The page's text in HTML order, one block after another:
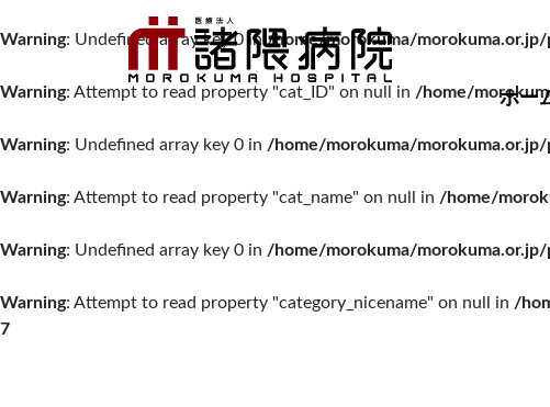
ホー
Warning: Undefined array key 0 in /home/morokuma/
Warning: Attempt to read property "cat_ID" on null in /home/
Warning: Undefined array key 0 in /home/morokuma/
Warning: Attempt to read property "cat_name" on null in /home/
Warning: Undefined array key 0 in /home/morokuma/
Warning: Attempt to read property "category_nicename" on null in /
7